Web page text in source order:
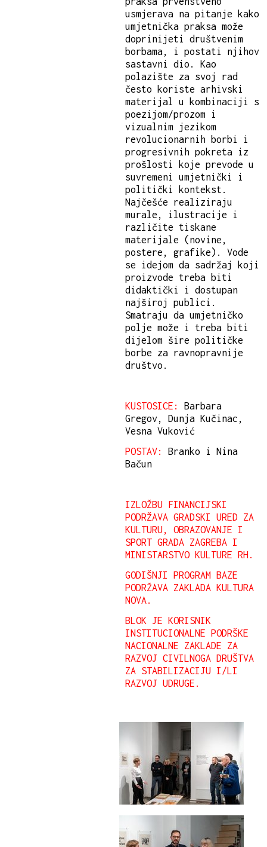
usmjerava na pitanje kako
umjetnička praksa može
doprinijeti društvenim
borbama, i postati njihov
sastavni dio. Kao
polazište za svoj rad
često koriste arhivski
materijal u kombinaciji s
poezijom/prozom i
vizualnim jezikom
revolucionarnih borbi i
progresivnih pokreta iz
prošlosti koje prevode u
suvremeni umjetnički i
politički kontekst.
Najčešće realiziraju
murale, ilustracije i
različite tiskane
materijale (novine,
postere, grafike). Vode
se idejom da sadržaj koji
proizvode treba biti
didaktički i dostupan
najširoj publici.
Smatraju da umjetničko
polje može i treba biti
dijelom šire političke
borbe za ravnopravnije
društvo.
KUSTOSICE:
Barbara
Gregov, Dunja Kučinac,
Vesna Vuković
POSTAV:
Branko i Nina
Bačun
IZLOŽBU FINANCIJSKI
PODRŽAVA GRADSKI URED ZA
KULTURU, OBRAZOVANJE I
SPORT GRADA ZAGREBA I
MINISTARSTVO KULTURE RH.
GODIŠNJI PROGRAM BAZE
PODRŽAVA ZAKLADA KULTURA
NOVA.
BLOK JE KORISNIK
INSTITUCIONALNE PODRŠKE
NACIONALNE ZAKLADE ZA
RAZVOJ CIVILNOGA DRUŠTVA
ZA STABILIZACIJU I/LI
RAZVOJ UDRUGE.